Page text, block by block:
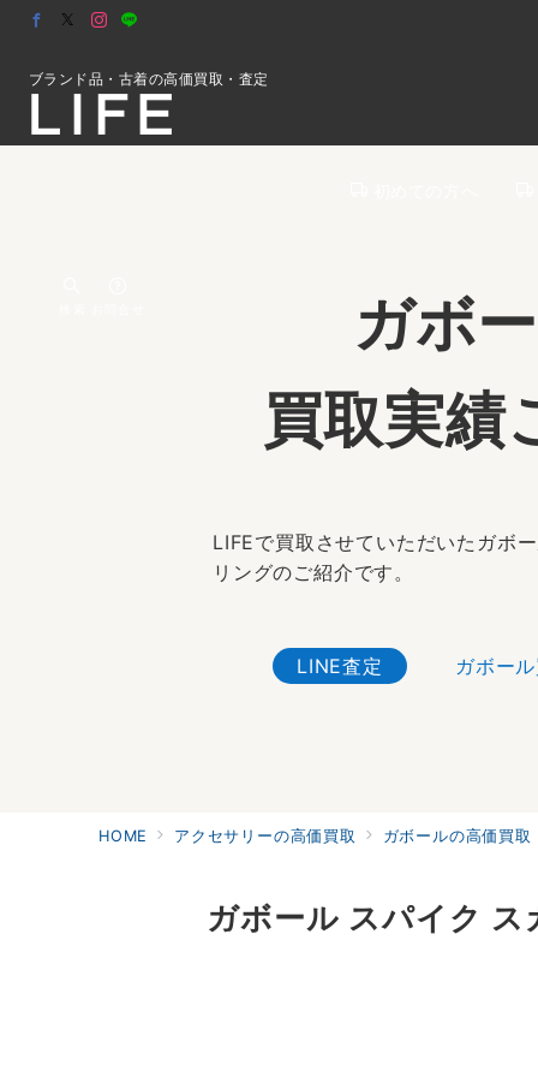
ブランド品・古着の高価買取・査定
ガボ
買取実績
LIFEで買取させていただいたガボ
リングのご紹介です。
LINE査定 ガボー
HOME アクセサリーの高価買取 ガボールの高価買取
ガボール スパイク